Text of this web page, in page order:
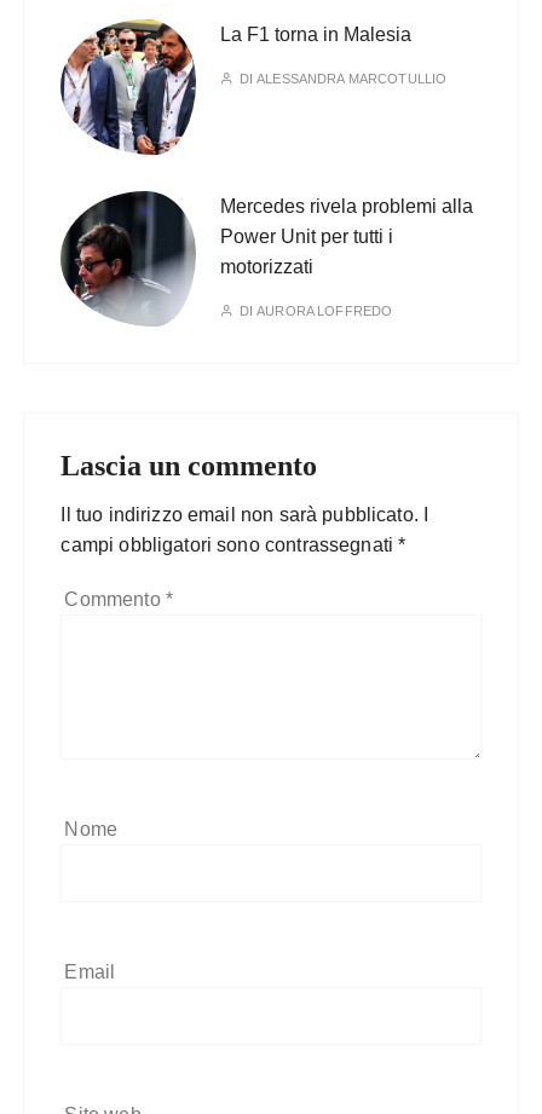
La F1 torna in Malesia
DIALESSANDRA MARCOTULLIO
Mercedes rivela problemi alla
Power Unit per tutti i
motorizzati
DIAURORA LOFFREDO
Lascia un commento
Il tuo indirizzo email non sarà pubblicato.
campi obbligatori sono contrassegnati*
Commento *
Nome
Email